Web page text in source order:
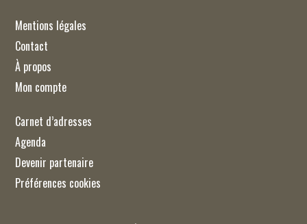
Mentions légales
Contact
À propos
Mon compte
Carnet d’adresses
Agenda
Devenir partenaire
Préférences cookies